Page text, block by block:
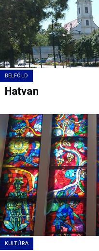
BELFÖLD
Hatvan
KULTÚRA